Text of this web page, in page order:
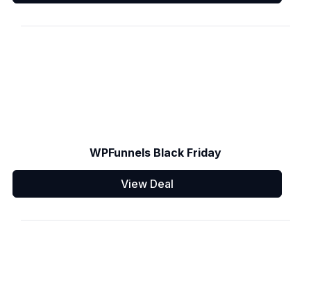
WPFunnels Black Friday
View Deal